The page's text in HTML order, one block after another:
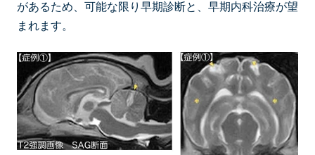
があるため、可能な限り早期診断と、早期内科治療が望
まれます。